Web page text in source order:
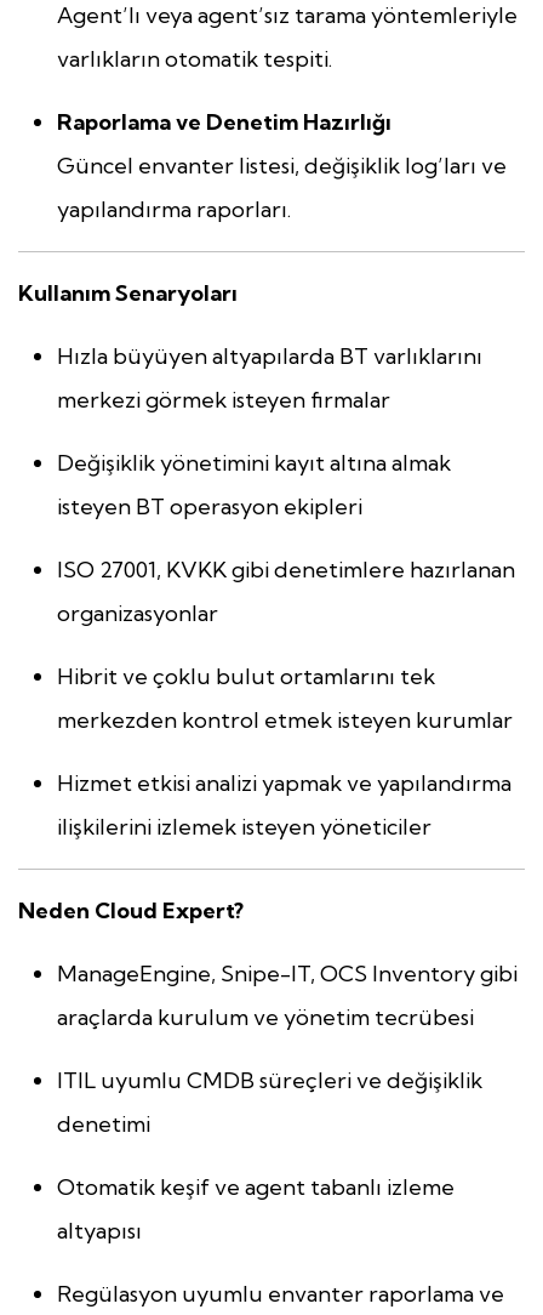
Agent’lı veya agent’sız tarama yöntemleriyle
varlıkların otomatik tespiti.
Raporlama ve Denetim Hazırlığı
Güncel envanter listesi, değişiklik log’ları ve
yapılandırma raporları.
Kullanım Senaryoları
Hızla büyüyen altyapılarda BT varlıklarını
merkezi görmek isteyen firmalar
Değişiklik yönetimini kayıt altına almak
isteyen BT operasyon ekipleri
ISO 27001, KVKK gibi denetimlere hazırlanan
organizasyonlar
Hibrit ve çoklu bulut ortamlarını tek
merkezden kontrol etmek isteyen kurumlar
Hizmet etkisi analizi yapmak ve yapılandırma
ilişkilerini izlemek isteyen yöneticiler
Neden Cloud Expert?
ManageEngine, Snipe-IT, OCS Inventory gibi
araçlarda kurulum ve yönetim tecrübesi
ITIL uyumlu CMDB süreçleri ve değişiklik
denetimi
Otomatik keşif ve agent tabanlı izleme
altyapısı
Regülasyon uyumlu envanter raporlama ve